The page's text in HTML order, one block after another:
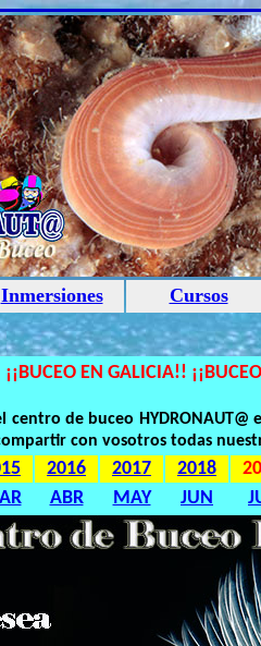
Inmersiones Cursos
¡¡BUCEO EN GALICIA!!
centro de buceo
con vosotros todas
2016 2017 2018
ABR MAY JUN